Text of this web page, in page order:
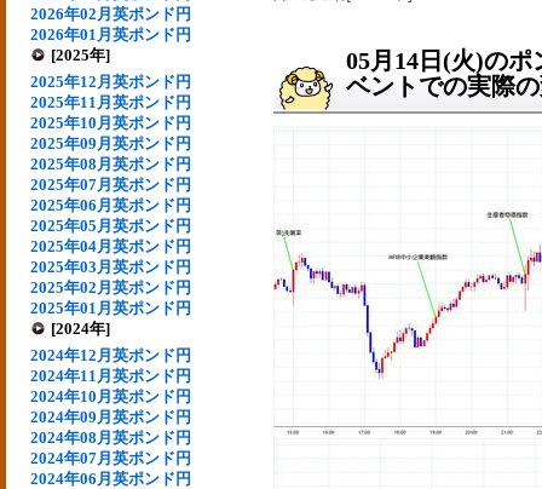
2026年02月英ポンド円
2026年01月英ポンド円
[2025年]
2025年12月英ポンド円
2025年11月英ポンド円
2025年10月英ポンド円
2025年09月英ポンド円
2025年08月英ポンド円
2025年07月英ポンド円
2025年06月英ポンド円
2025年05月英ポンド円
2025年04月英ポンド円
2025年03月英ポンド円
2025年02月英ポンド円
2025年01月英ポンド円
[2024年]
2024年12月英ポンド円
2024年11月英ポンド円
2024年10月英ポンド円
2024年09月英ポンド円
2024年08月英ポンド円
2024年07月英ポンド円
2024年06月英ポンド円
05月14日(火)の
ベントでの実際